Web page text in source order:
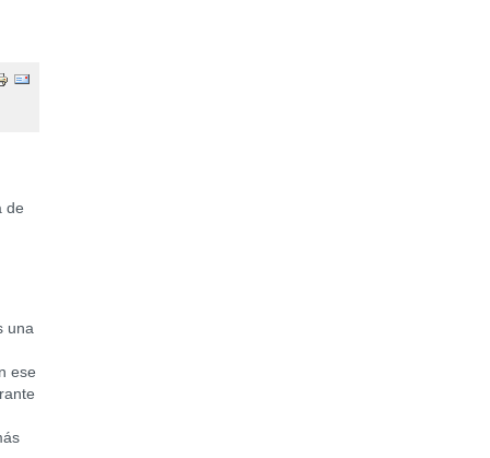
de
una
ese